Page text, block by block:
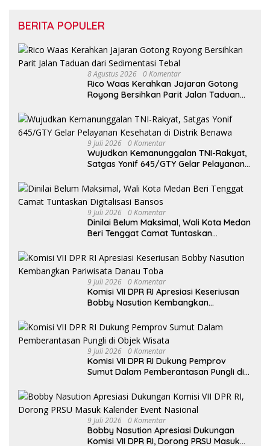
BERITA POPULER
8 Agustus 2026 0 Komentar
Rico Waas Kerahkan Jajaran Gotong
Royong Bersihkan Parit Jalan Taduan
9 Juli 2026 0 Komentar
Wujudkan Kemanunggalan TNI-Rakyat,
Satgas Yonif 645/GTY Gelar Pelayanan
9 Juli 2026 0 Komentar
Dinilai Belum Maksimal, Wali Kota Medan
Beri Tenggat Camat Tuntaskan
9 Juli 2026 0 Komentar
Komisi VII DPR RI Apresiasi Keseriusan
Bobby Nasution Kembangkan
9 Juli 2026 0 Komentar
Komisi VII DPR RI Dukung Pemprov
Sumut Dalam Pemberantasan Pungli di
9 Juli 2026 0 Komentar
Bobby Nasution Apresiasi Dukungan
Komisi VII DPR RI, Dorong PRSU Masuk